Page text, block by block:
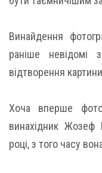
Винайдення
раніше невідомі
відтворення
Хоча вперше
винахідник
році, з того часу